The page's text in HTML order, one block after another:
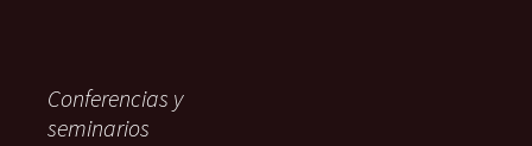
Conferencias y
seminarios